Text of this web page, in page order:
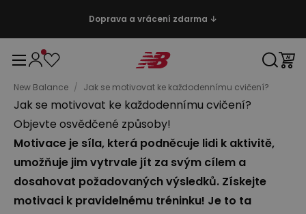
Doprava a vrácení zdarma ↓
New Balance / Jak se motivovat ke každodennímu cvičení?
Jak se motivovat ke každodennímu cvičení?
Objevte osvědčené způsoby!
Motivace je síla, která podněcuje lidi k aktivitě,
umožňuje jim vytrvale jít za svým cílem a
dosahovat požadovaných výsledků. Získejte
motivaci k pravidelnému tréninku! Je to ta